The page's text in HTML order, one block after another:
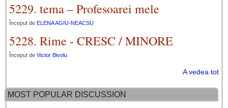
5229. tema – Profesoarei mele
Început de ELENA AGIU-NEACSU
5228. Rime - CRESC / MINORE
Început de Victor Bivolu
A vedea tot
MOST POPULAR DISCUSSION